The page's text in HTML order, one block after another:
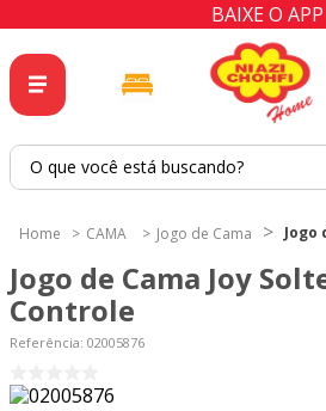
BAIXE O APP
O que você está buscando?
CAMA Jogo de Cama Jogo
Jogo de Cama Joy
Controle
Referência: 02005876
2º
tapete
cortina